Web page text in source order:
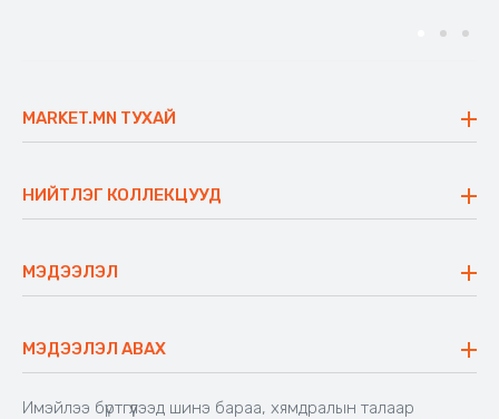
MARKET.MN ТУХАЙ
Үнэт зүйлс
Ажлын байр
Блог
НИЙТЛЭГ КОЛЛЕКЦУУД
Сүүдрэвч
Аяны ширээ
Аяны түшлэгтэй сандал
МЭДЭЭЛЭЛ
Буцаалтын журам
Захиалга шалгах
Хамтран ажиллах
МЭДЭЭЛЭЛ АВАХ
Имэйлээ бүртгүүлээд шинэ бараа, хямдралын талаар